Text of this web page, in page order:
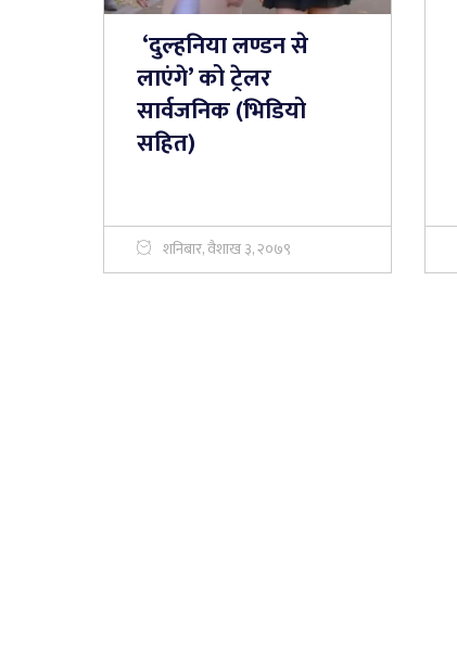
‘दुल्हनिया लण्डन से
लाएंगे’ को ट्रेलर
सार्वजनिक (भिडियो
सहित)
शनिबार, वैशाख ३, २०७९